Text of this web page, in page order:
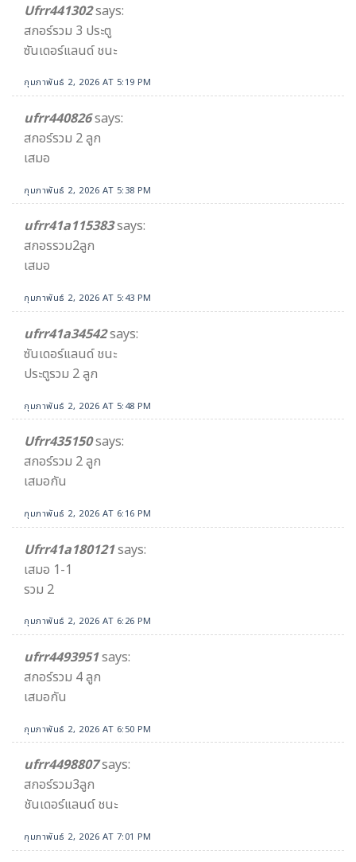
Ufrr441302says:
สกอร์รวม 3 ประตู
ซันเดอร์แลนด์ ชนะ
กุมภาพันธ์ 2, 2026 AT 5:19 PM
ufrr440826says:
สกอร์รวม 2 ลูก
เสมอ
กุมภาพันธ์ 2, 2026 AT 5:38 PM
ufrr41a115383says:
สกอรรวม2ลูก
เสมอ
กุมภาพันธ์ 2, 2026 AT 5:43 PM
ufrr41a34542​says:
ซันเดอร์แลนด์ ชนะ
ประตูรวม 2​ ลูก
กุมภาพันธ์ 2, 2026 AT 5:48 PM
Ufrr435150says:
สกอร์รวม 2 ลูก
เสมอกัน
กุมภาพันธ์ 2, 2026 AT 6:16 PM
Ufrr41a180121says:
เสมอ 1-1
รวม 2
กุมภาพันธ์ 2, 2026 AT 6:26 PM
ufrr4493951says:
สกอร์รวม 4 ลูก
เสมอกัน
กุมภาพันธ์ 2, 2026 AT 6:50 PM
ufrr4498807says:
สกอร์รวม3ลูก
ชันเดอร์แลนด์ ชนะ
กุมภาพันธ์ 2, 2026 AT 7:01 PM